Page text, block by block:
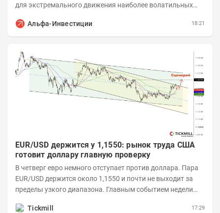
для экстремального движения наиболее волатильных
Альфа-Инвестиции
18:21
EUR/USD держится у 1,1550: рынок труда США
готовит доллару главную проверку
В четверг евро немного отступает против доллара. Пара
EUR/USD держится около 1,1550 и почти не выходит за
пределы узкого диапазона. Главным событием недели
Tickmill
17:29